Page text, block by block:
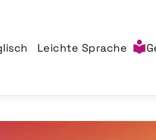
Leichte Sprache